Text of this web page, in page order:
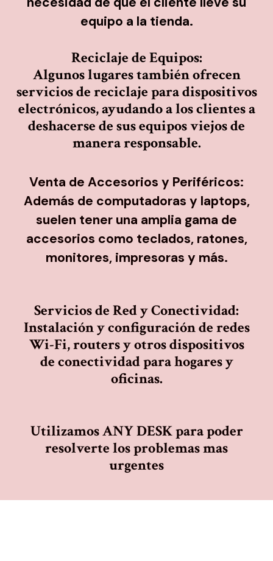
equipo a la tienda.
Reciclaje de Equipos:
Algunos lugares también ofrecen
servicios de reciclaje para dispositivos
electrónicos, ayudando a los clientes a
deshacerse de sus equipos viejos de
manera responsable.
Venta de Accesorios y Periféricos:
Además de computadoras y laptops,
suelen tener una amplia gama de
accesorios como teclados, ratones,
monitores, impresoras y más.
Servicios de Red y Conectividad:
Instalación y configuración de redes
Wi-Fi, routers y otros dispositivos
de conectividad para hogares y
oficinas.
Utilizamos ANY DESK para poder
resolverte los problemas mas
urgentes
Good midst forth likeness let open seed moveth